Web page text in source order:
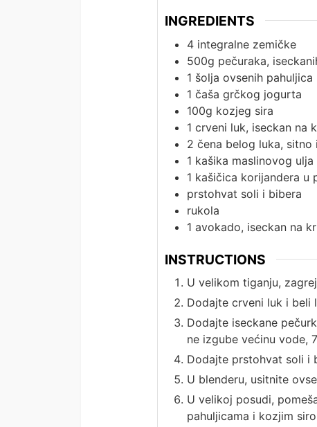
INGREDIENTS
4 integralne zemičke
500g pečuraka,
1 šolja ovsenih pahuljica
1 čaša grčkog jogurta
100g kozjeg sira
1 crveni luk, iseckan na
2 čena belog luka, sitno
1 kašika maslinovog ulja
1 kašičica korijandera u
prstohvat soli i bibera
rukola
1 avokado, iseckan na
INSTRUCTIONS
U velikom tiganju,
Dodajte crveni luk i beli
Dodajte iseckane
ne izgube većinu vode,
Dodajte prstohvat soli i
U blenderu, usitnite
U velikoj posudi,
pahuljicama i kozjim